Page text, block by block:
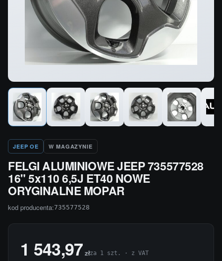
JEEP OE W MAGAZYNIE
FELGI ALUMINIOWE JEEP 735577528
16" 5x110 6,5J ET40 NOWE
ORYGINALNE MOPAR
kod producenta:735577528
1 543,97 złza 1 szt. · z VAT